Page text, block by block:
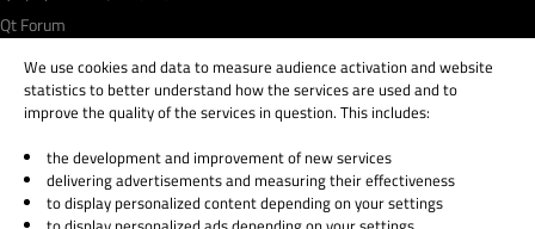
Qt Forum
© 2026 The Qt Company
Legal Notice
Privacy and Cookie Policy
We use cookies and data to measure audience activation and website
statistics to better understand how the services are used and to
improve the quality of the services in question. This includes:
the development and improvement of new services
delivering advertisements and measuring their effectiveness
to display personalized content depending on your settings